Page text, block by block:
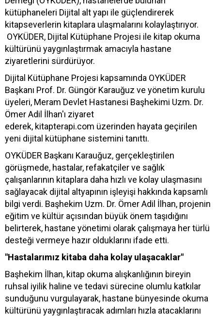
kütüphaneleri Dijital alt yapı ile güçlendirerek
kitapseverlerin kitaplara ulaşmalarını kolaylaştırıyor.
OYKÜDER, Dijital Kütüphane Projesi ile kitap okuma
kültürünü yaygınlaştırmak amacıyla hastane
ziyaretlerini sürdürüyor.
Dijital Kütüphane Projesi kapsamında OYKÜDER
Başkanı Prof. Dr. Güngör Karauğuz ve yönetim kurulu
üyeleri, Meram Devlet Hastanesi Başhekimi Uzm. Dr.
Ömer Adil İlhan'ı ziyaret
ederek, kitapterapi.com üzerinden hayata geçirilen
yeni dijital kütüphane sistemini tanıttı.
OYKÜDER Başkanı Karauğuz, gerçekleştirilen
görüşmede, hastalar, refakatçiler ve sağlık
çalışanlarının kitaplara daha hızlı ve kolay ulaşmasını
sağlayacak dijital altyapının işleyişi hakkında kapsamlı
bilgi verdi. Başhekim Uzm. Dr. Ömer Adil İlhan, projenin
eğitim ve kültür açısından büyük önem taşıdığını
belirterek, hastane yönetimi olarak çalışmaya her türlü
desteği vermeye hazır olduklarını ifade etti.
"Hastalarımız kitaba daha kolay ulaşacaklar"
Başhekim İlhan, kitap okuma alışkanlığının bireyin
ruhsal iyilik haline ve tedavi sürecine olumlu katkılar
sunduğunu vurgulayarak, hastane bünyesinde okuma
kültürünü yaygınlaştıracak adımları hızla atacaklarını